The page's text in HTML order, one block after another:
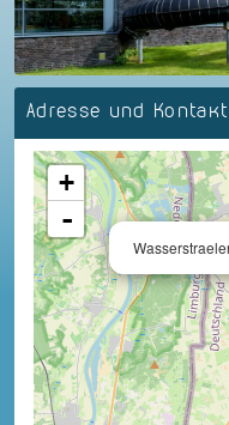
Adresse und Kontakt
+
-